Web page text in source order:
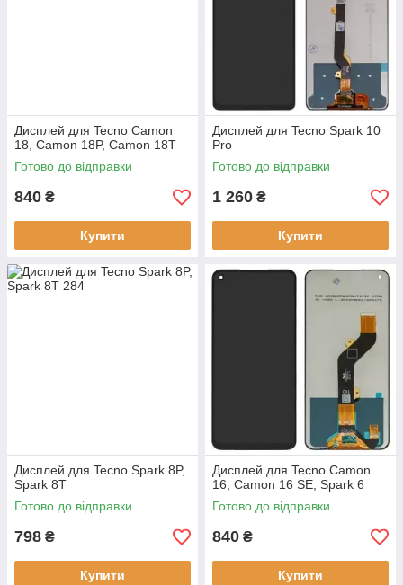
Дисплей для Tecno Camon
18, Camon 18P, Camon 18T
Готово до відправки
840 ₴
Купити
Дисплей для Tecno Spark 10
Pro
Готово до відправки
1 260 ₴
Купити
Дисплей для Tecno Spark 8P,
Spark 8T
Готово до відправки
798 ₴
Купити
Дисплей для Tecno Camon
16, Camon 16 SE, Spark 6
Готово до відправки
840 ₴
Купити